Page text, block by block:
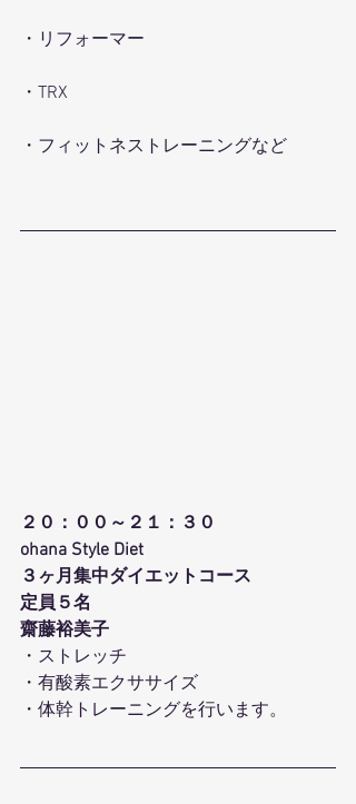
・リフォーマー
・TRX
・フィットネストレーニングなど
２０：００～２１：３０
ohana Style Diet
３ヶ月集中ダイエットコース
定員５名
齋藤裕美子
・ストレッチ
・有酸素エクササイズ
・体幹トレーニングを行います。